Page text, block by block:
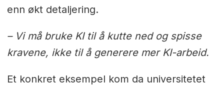
enn økt detaljering.
– Vi må bruke KI til å kutte ned og spisse
kravene, ikke til å generere mer KI-arbeid.
Et konkret eksempel kom da universitetet